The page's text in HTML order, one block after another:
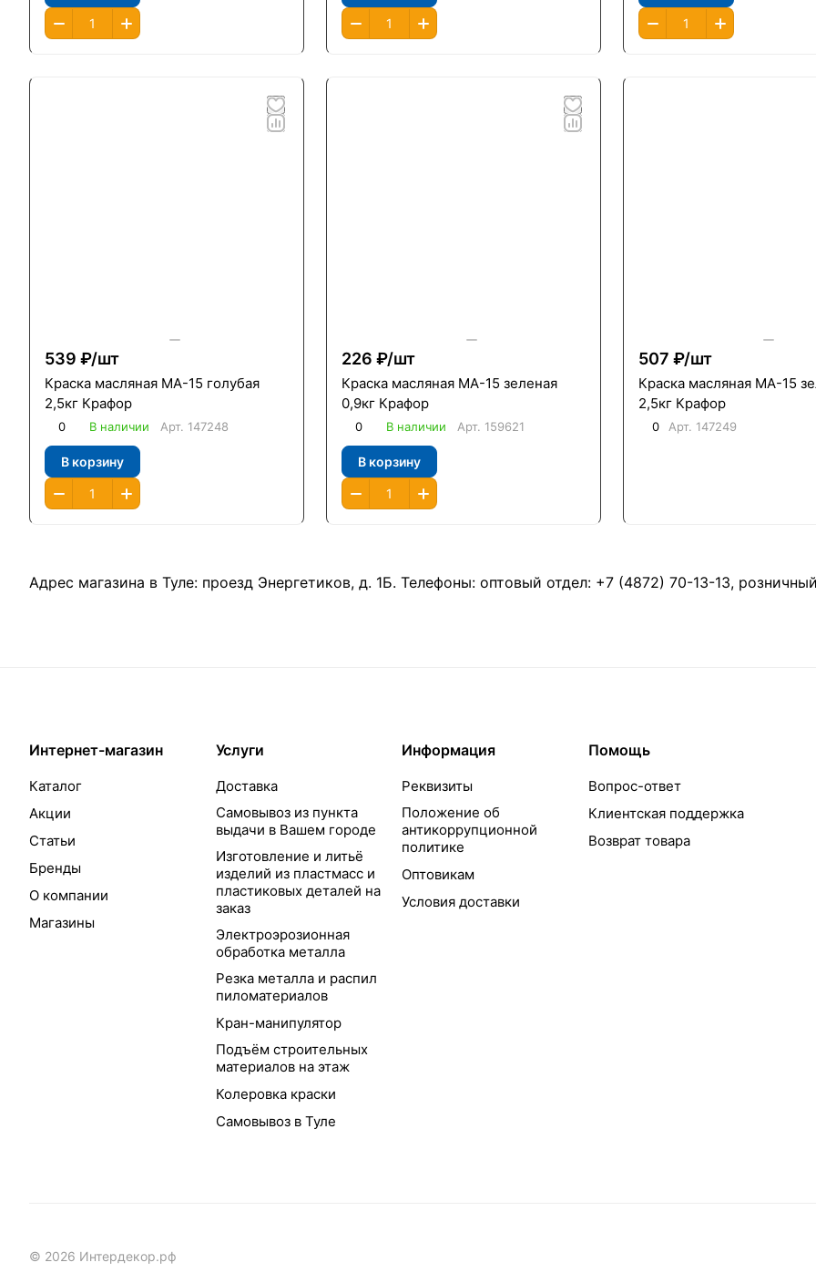
539 ₽/шт
Краска масляная МА-15 голубая
2,5кг Крафор
0 В наличии Арт. 147248
В корзину
226 ₽/шт
Краска масляная МА-15 зеленая
0,9кг Крафор
0 В наличии Арт. 159621
В корзину
507 ₽/шт
Краска масляная МА-15
2,5кг Крафор
0 Арт. 147249
Адрес магазина в Туле: проезд Энергетиков, д. 1Б. Телефоны: оптовый отдел: +7 (4872) 70-13-13,
Интернет-магазин
Каталог
Акции
Статьи
Бренды
О компании
Магазины
Услуги
Доставка
Самовывоз из пункта
выдачи в Вашем городе
Изготовление и литьё
изделий из пластмасс и
пластиковых деталей на
заказ
Электроэрозионная
обработка металла
Резка металла и распил
пиломатериалов
Кран-манипулятор
Подъём строительных
материалов на этаж
Колеровка краски
Самовывоз в Туле
Информация
Реквизиты
Положение об
антикоррупционной
политике
Оптовикам
Условия доставки
Помощь
Вопрос-ответ
Клиентская поддержка
Возврат товара
© 2026 Интердекор.рф